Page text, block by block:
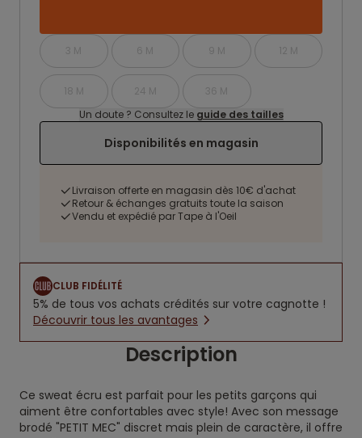
3 M 6 M 9 M 12 M
18 M 24 M
36 M
Un doute ? Consultez le guide des tailles
Disponibilités en magasin
Livraison offerte en magasin dès 10€ d'achat
Retour & échanges gratuits toute la saison
Vendu et expédié par Tape à l'Oeil
CLUB FIDÉLITÉ
5% de tous vos achats crédités sur votre cagnotte !
Découvrir tous les avantages
Description
Ce sweat écru est parfait pour les petits garçons qui
aiment être confortables avec style! Avec son message
brodé "PETIT MEC" discret mais plein de caractère, il offre